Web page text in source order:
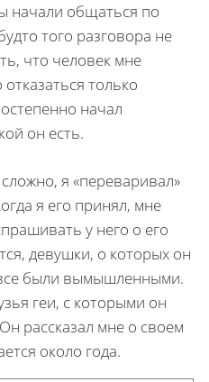
начали общаться по
того разговора не
что человек мне
только
начал
он есть.
я «пере­варивал»
я его принял, мне
у него о его
девушки, о которых он
были вымышленными.
геи, с которыми он
рассказал мне о своем
около года.